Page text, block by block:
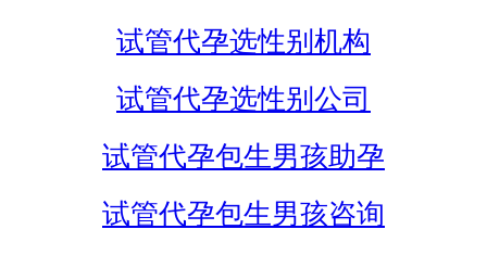
试管代孕选性别机构
试管代孕选性别公司
试管代孕包生男孩助孕
试管代孕包生男孩咨询